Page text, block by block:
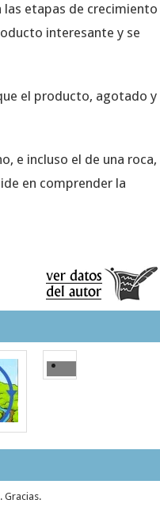
etapas de crecimiento
interesante y se
el producto, agotado y
e incluso el de una roca,
en comprender la
Gracias.